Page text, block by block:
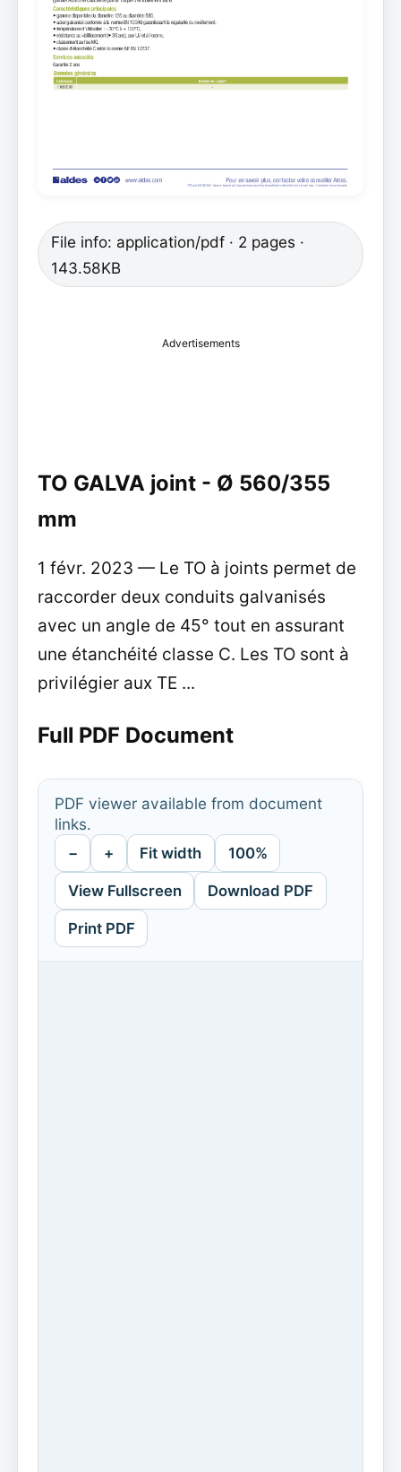
File info: application/pdf · 2 pages ·
143.58KB
Advertisements
TO GALVA joint - Ø 560/355
mm
1 févr. 2023 — Le TO à joints permet de
raccorder deux conduits galvanisés
avec un angle de 45° tout en assurant
une étanchéité classe C. Les TO sont à
privilégier aux TE ...
Full PDF Document
PDF viewer available from document
links.
− + Fit width 100%
View Fullscreen Download PDF
Print PDF